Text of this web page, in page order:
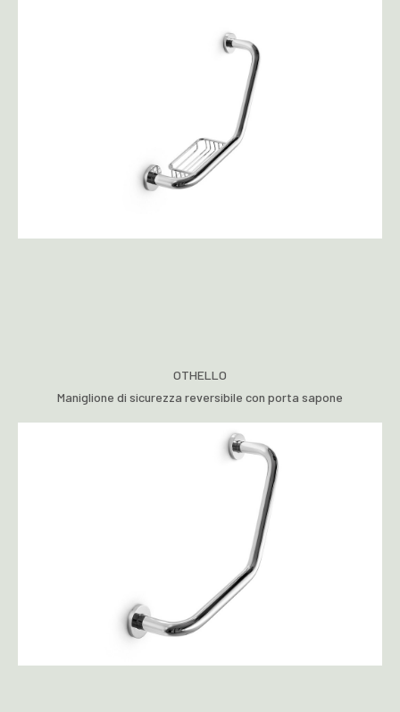
OTHELLO
Maniglione di sicurezza reversibile con porta sapone